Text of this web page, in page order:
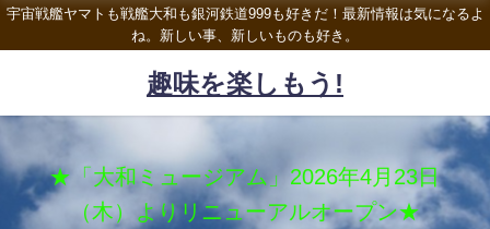
宇宙戦艦ヤマトも戦艦大和も銀河鉄道999も好きだ！最新情報は気になるよ
ね。新しい事、新しいものも好き。
趣味を楽しもう!
★「大和ミュージアム」2026年4月23日
（木）よりリニューアルオープン★